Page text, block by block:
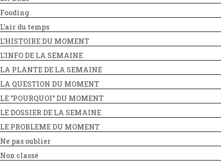
Fooding
L'air du temps
L'HISTOIRE DU MOMENT
L'INFO DE LA SEMAINE
LA PLANTE DE LA SEMAINE
LA QUESTION DU MOMENT
LE "POURQUOI" DU MOMENT
LE DOSSIER DE LA SEMAINE
LE PROBLEME DU MOMENT
Ne pas oublier
Non classé